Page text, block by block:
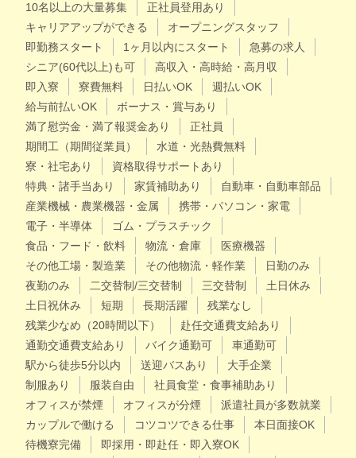
10名以上の大量募集
正社員登用あり
キャリアアップができる
オープニングスタッフ
即勤務スタート
1ヶ月以内にスタート
急募の求人
シニア(60代以上)も可
高収入・高時給・高月収
即入寮
寮費無料 日払いOK
週払いOK
給与前払いOK
ボーナス・賞与あり
満了慰労金・満了報奨金あり
正社員
期間工（期間従業員）
水道・光熱費無料
寮・社宅あり
資格取得サポートあり
特典・諸手当あり
家賃補助あり
自動車・自動車部品
産業機械・農業機器・金属
携帯・パソコン・家電
電子・半導体
ゴム・プラスチック
食品・フード・飲料
物流・倉庫
医療機器
その他工場・製造業
その他物流・軽作業
日勤のみ
夜勤のみ
二交替制/三交替制 三交替制
土日休み
土日祝休み
短期 長期活躍
残業なし
残業少なめ（20時間以下）
赴任交通費支給あり
通勤交通費支給あり
バイク通勤可
車通勤可
駅から徒歩5分以内
送迎バスあり
大手企業
制服あり
服装自由
社員食堂・食事補助あり
オフィスが禁煙
オフィスが分煙
派遣社員が多数就業
カップルで働ける
コツコツできる仕事
本日面接OK
待機寮完備
即採用・即赴任・即入寮OK